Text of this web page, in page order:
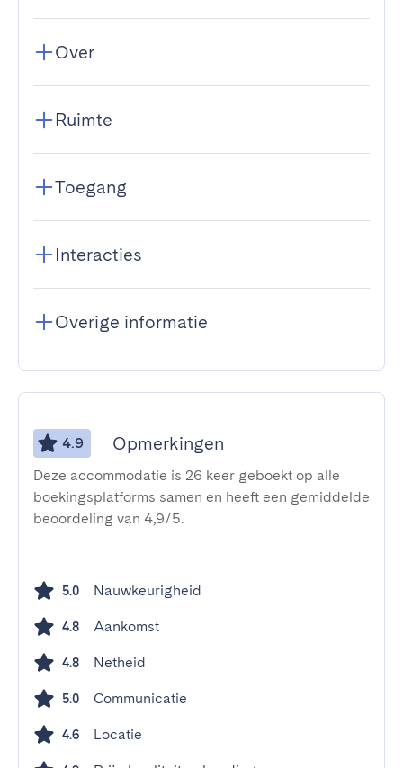
Over
Ruimte
Toegang
Interacties
Overige informatie
4.9 Opmerkingen
Deze accommodatie is 26 keer geboekt op alle
boekingsplatforms samen en heeft een gemiddelde
beoordeling van 4,9/5.
5.0 Nauwkeurigheid
4.8 Aankomst
4.8 Netheid
5.0 Communicatie
4.6 Locatie